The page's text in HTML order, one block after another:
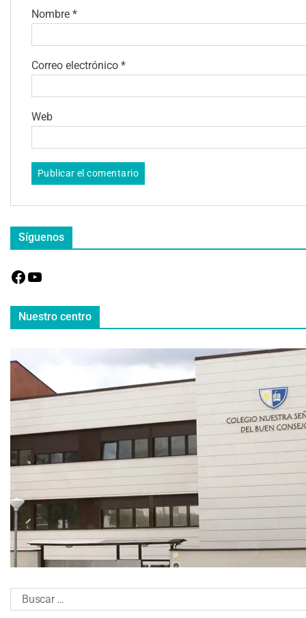
Nombre *
Correo electrónico *
Web
Síguenos
Nuestro centro